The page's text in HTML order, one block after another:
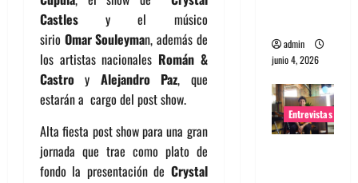
Castles y el músico
sirio Omar Souleyman, además de
los artistas nacionales Román &
Castro y Alejandro Paz, que
estarán a cargo del post show.
Alta fiesta post show para una gran
jornada que trae como plato de
fondo la presentación de Crystal
admin
junio 4, 2026
Entrevistas